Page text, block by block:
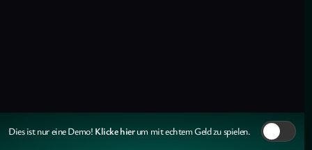
Dies ist nur eine Demo! Klicke hierum mit echtem Geld zu spielen.